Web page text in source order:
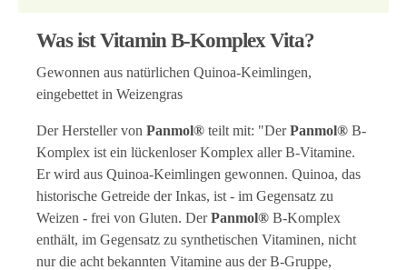
Was ist Vitamin B-Komplex Vita?
Gewonnen aus natürlichen Quinoa-Keimlingen,
eingebettet in Weizengras
Der Hersteller von Panmol® teilt mit: "DerPanmol® B-
Komplex ist ein lückenloser Komplex aller B-Vitamine.
Er wird aus Quinoa-Keimlingen gewonnen. Quinoa, das
historische Getreide der Inkas, ist - im Gegensatz zu
Weizen - frei von Gluten. DerPanmol® B-Komplex
enthält, im Gegensatz zu synthetischen Vitaminen, nicht
nur die acht bekannten Vitamine aus der B-Gruppe,